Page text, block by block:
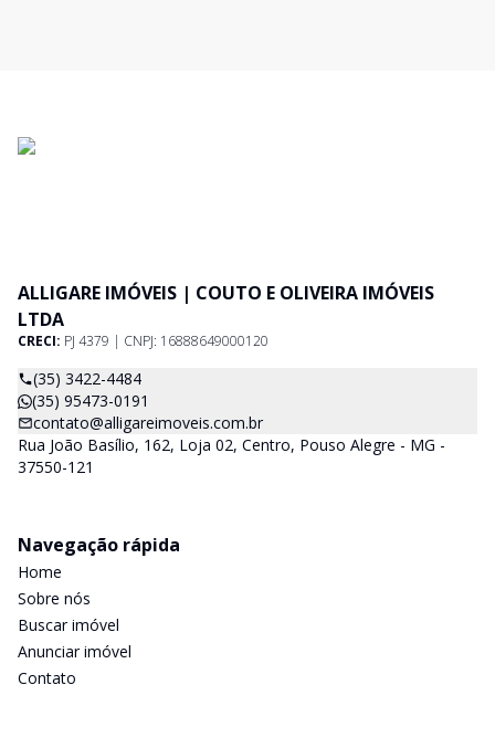
ALLIGARE IMÓVEIS | COUTO E OLIVEIRA IMÓVEIS
LTDA
CRECI: PJ 4379 | CNPJ: 16888649000120
(35) 3422-4484
(35) 95473-0191
contato@alligareimoveis.com.br
Rua João Basílio, 162, Loja 02, Centro, Pouso Alegre - MG -
37550-121
Navegação rápida
Home
Sobre nós
Buscar imóvel
Anunciar imóvel
Contato